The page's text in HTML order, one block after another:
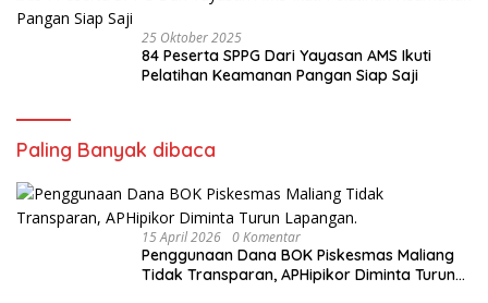
25 Oktober 2025
84 Peserta SPPG Dari Yayasan AMS Ikuti
Pelatihan Keamanan Pangan Siap Saji
Paling Banyak dibaca
15 April 2026 0 Komentar
Penggunaan Dana BOK Piskesmas Maliang
Tidak Transparan, APHipikor Diminta Turun